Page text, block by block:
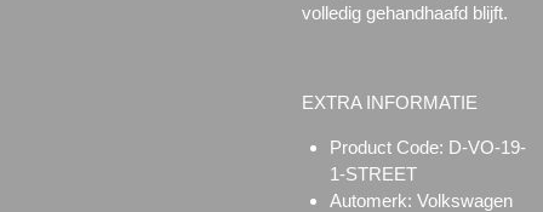
volledig gehandhaafd blijft.
EXTRA INFORMATIE
Product Code: D-VO-19-
1-STREET
Automerk: Volkswagen